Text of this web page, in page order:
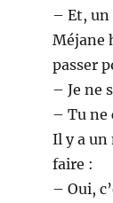
– Et, un
Méjane
passer
– Je ne
– Tu ne
Il y a un
faire :
– Oui,